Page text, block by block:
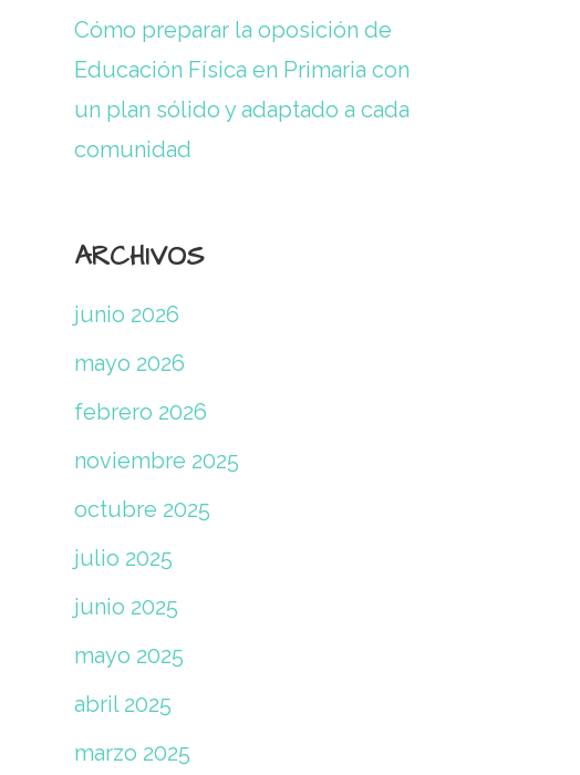
Cómo preparar la oposición de
Educación Física en Primaria con
un plan sólido y adaptado a cada
comunidad
ARCHIVOS
junio 2026
mayo 2026
febrero 2026
noviembre 2025
octubre 2025
julio 2025
junio 2025
mayo 2025
abril 2025
marzo 2025